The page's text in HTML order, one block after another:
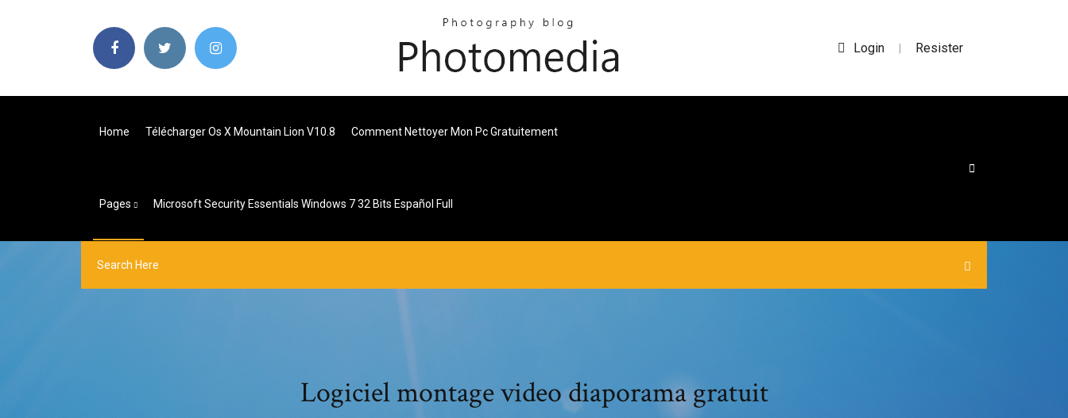
Login | Resister
Home Télécharger Os X Mountain Lion V10.8 Comment Nettoyer Mon Pc Gratuitement
Pages Microsoft Security Essentials Windows 7 32 Bits Español Full
Logiciel montage video diaporama gratuit